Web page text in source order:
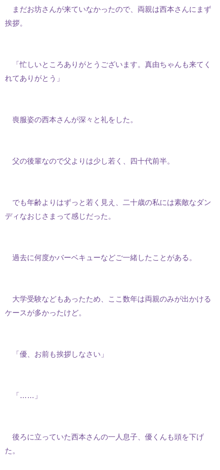
まだお坊さんが来ていなかったので、両親は西本さんにまず
挨拶。
「忙しいところありがとうございます。真由ちゃんも来てく
れてありがとう」
喪服姿の西本さんが深々と礼をした。
父の後輩なので父よりは少し若く、四十代前半。
でも年齢よりはずっと若く見え、二十歳の私には素敵なダン
ディなおじさまって感じだった。
過去に何度かバーベキューなどご一緒したことがある。
大学受験などもあったため、ここ数年は両親のみが出かける
ケースが多かったけど。
「優、お前も挨拶しなさい」
「……」
後ろに立っていた西本さんの一人息子、優くんも頭を下げ
た。